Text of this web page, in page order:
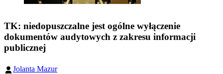
TK: niedopuszczalne jest ogólne wyłączenie
dokumentów audytowych z zakresu informacji
publicznej
Jolanta Mazur